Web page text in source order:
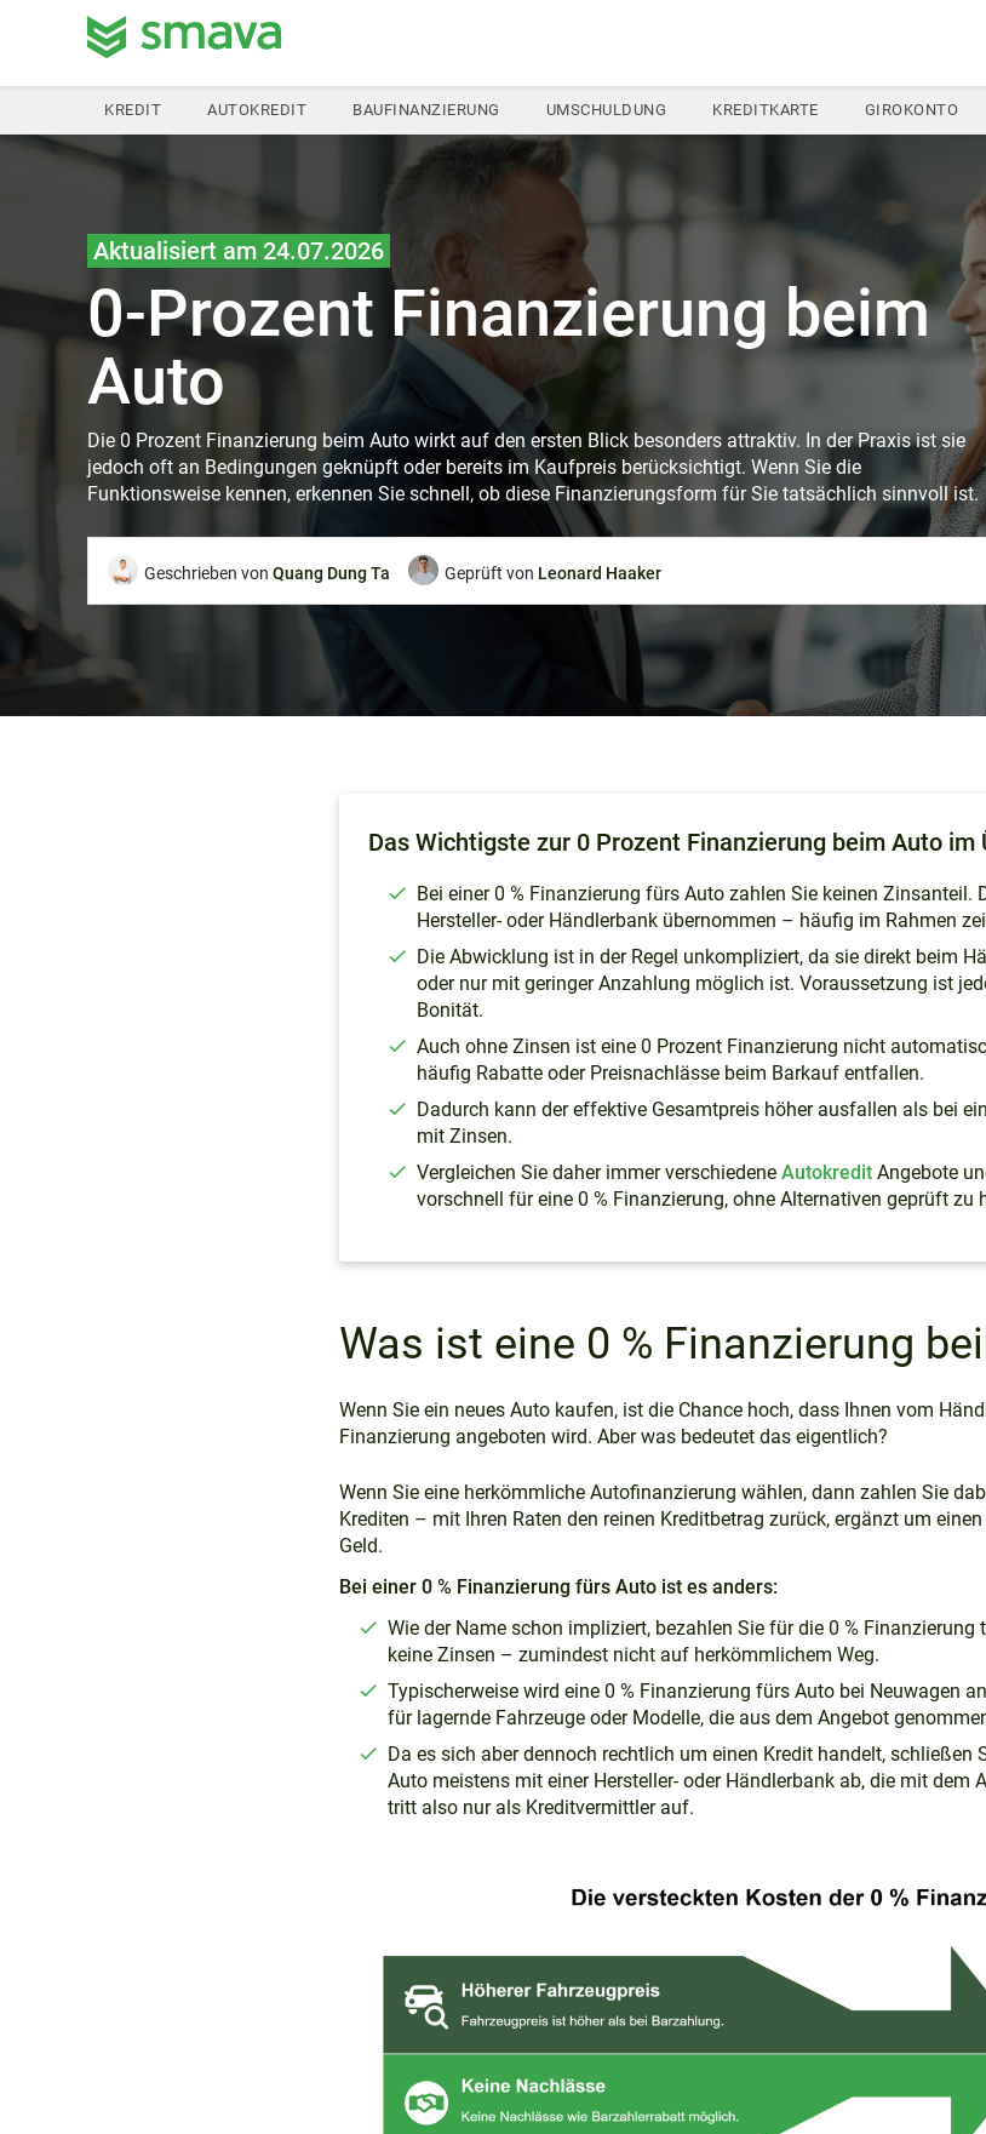
KREDIT AUTOKREDIT BAUFINANZIERUNG UMSCHULDUNG KREDITKARTE GIROKONTO
Aktualisiert am 24.07.2026
0-Prozent Finanzierung beim
Auto
Die 0 Prozent Finanzierung beim Auto wirkt auf den ersten Blick besonders attraktiv. In der Praxis ist sie
jedoch oft an Bedingungen geknüpft oder bereits im Kaufpreis berücksichtigt. Wenn Sie die
Funktionsweise kennen, erkennen Sie schnell, ob diese Finanzierungsform für Sie tatsächlich sinnvoll ist.
Geschrieben von Quang Dung Ta Geprüft von Leonard Haaker
Das Wichtigste zur 0 Prozent Finanzierung beim Auto im
Bei einer 0 % Finanzierung fürs Auto zahlen Sie keinen Zinsanteil.
Hersteller- oder Händlerbank übernommen – häufig im Rahmen
Die Abwicklung ist in der Regel unkompliziert, da sie direkt beim
oder nur mit geringer Anzahlung möglich ist. Voraussetzung ist
Bonität.
Auch ohne Zinsen ist eine 0 Prozent Finanzierung nicht
häufig Rabatte oder Preisnachlässe beim Barkauf entfallen.
Dadurch kann der effektive Gesamtpreis höher ausfallen als bei
mit Zinsen.
Vergleichen Sie daher immer verschiedene Autokredit Angebote
vorschnell für eine 0 % Finanzierung, ohne Alternativen geprüft zu
Was ist eine 0 % Finanzierung
Wenn Sie ein neues Auto kaufen, ist die Chance hoch, dass Ihnen vom
Finanzierung angeboten wird. Aber was bedeutet das eigentlich?
Wenn Sie eine herkömmliche Autofinanzierung wählen, dann zahlen Sie
Krediten – mit Ihren Raten den reinen Kreditbetrag zurück, ergänzt um
Geld.
Bei einer 0 % Finanzierung fürs Auto ist es anders:
Wie der Name schon impliziert, bezahlen Sie für die 0 %
keine Zinsen – zumindest nicht auf herkömmlichem Weg.
Typischerweise wird eine 0 % Finanzierung fürs Auto bei Neuwagen
für lagernde Fahrzeuge oder Modelle, die aus dem Angebot
Da es sich aber dennoch rechtlich um einen Kredit handelt, schließen
Auto meistens mit einer Hersteller- oder Händlerbank ab, die mit dem
tritt also nur als Kreditvermittler auf.